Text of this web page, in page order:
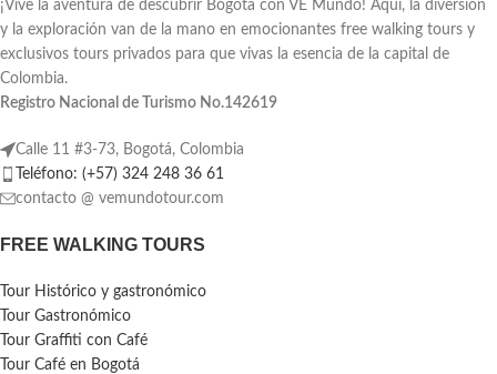
¡Vive la aventura de descubrir Bogotá con VE Mundo! Aquí, la diversión
y la exploración van de la mano en emocionantes free walking tours y
exclusivos tours privados para que vivas la esencia de la capital de
Colombia.
Registro Nacional de Turismo No.142619
Calle 11 #3-73, Bogotá, Colombia
Teléfono: (+57) 324 248 36 61
contacto @ vemundotour.com
FREE WALKING TOURS
Tour Histórico y gastronómico
Tour Gastronómico
Tour Graffiti con Café
Tour Café en Bogotá